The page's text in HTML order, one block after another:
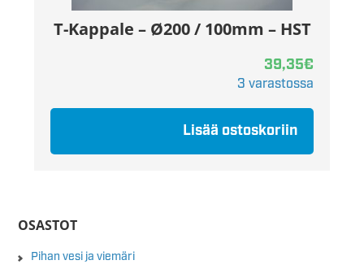
T-Kappale – Ø200 / 100mm – HST
39,35€
3 varastossa
Lisää ostoskoriin
OSASTOT
Pihan vesi ja viemäri